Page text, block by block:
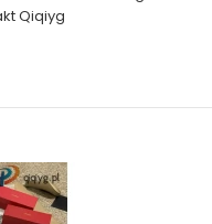
Qiqiyg